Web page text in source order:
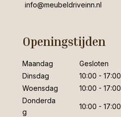
info@meubeldriveinn.nl
Openingstijden
Maandag
Gesloten
Dinsdag
10:00 - 17:00
Woensdag
10:00 - 17:00
Donderda
g
10:00 - 17:00